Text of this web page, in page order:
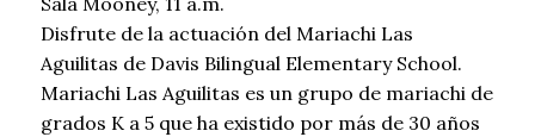
Disfrute de la actuación del Mariachi Las
Aguilitas de Davis Bilingual Elementary School.
Mariachi Las Aguilitas es un grupo de mariachi de
grados K a 5 que ha existido por más de 30 años